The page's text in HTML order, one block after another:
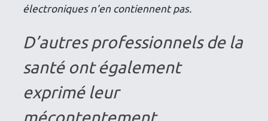
électroniques n’en contiennent pas.
D’autres professionnels de la
santé ont également
exprimé leur